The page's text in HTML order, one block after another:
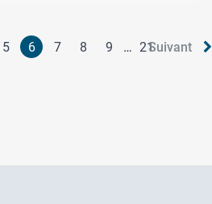
5 6 7 8 9 … 21Suivant